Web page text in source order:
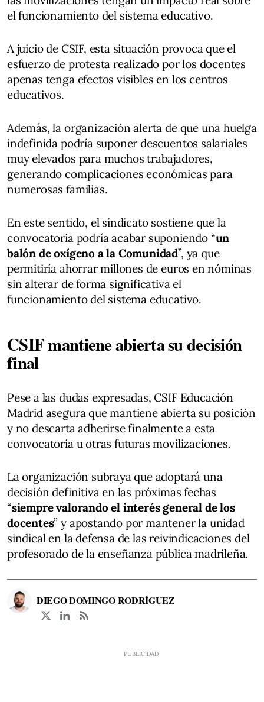
el funcionamiento del sistema educativo.
A juicio de CSIF, esta situación provoca que el
esfuerzo de protesta realizado por los docentes
apenas tenga efectos visibles en los centros
educativos.
Además, la organización alerta de que una huelga
indefinida podría suponer descuentos salariales
muy elevados para muchos trabajadores,
generando complicaciones económicas para
numerosas familias.
En este sentido, el sindicato sostiene que la
convocatoria podría acabar suponiendo “un
balón de oxígeno a la Comunidad”, ya que
permitiría ahorrar millones de euros en nóminas
sin alterar de forma significativa el
funcionamiento del sistema educativo.
CSIF mantiene abierta su decisión
final
Pese a las dudas expresadas, CSIF Educación
Madrid asegura que mantiene abierta su posición
y no descarta adherirse finalmente a esta
convocatoria u otras futuras movilizaciones.
La organización subraya que adoptará una
decisión definitiva en las próximas fechas
“siempre valorando el interés general de los
docentes” y apostando por mantener la unidad
sindical en la defensa de las reivindicaciones del
profesorado de la enseñanza pública madrileña.
DIEGO DOMINGO RODRÍGUEZ